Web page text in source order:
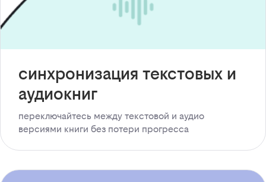
синхронизация текстовых и
аудиокниг
переключайтесь между текстовой и аудио
версиями книги без потери прогресса